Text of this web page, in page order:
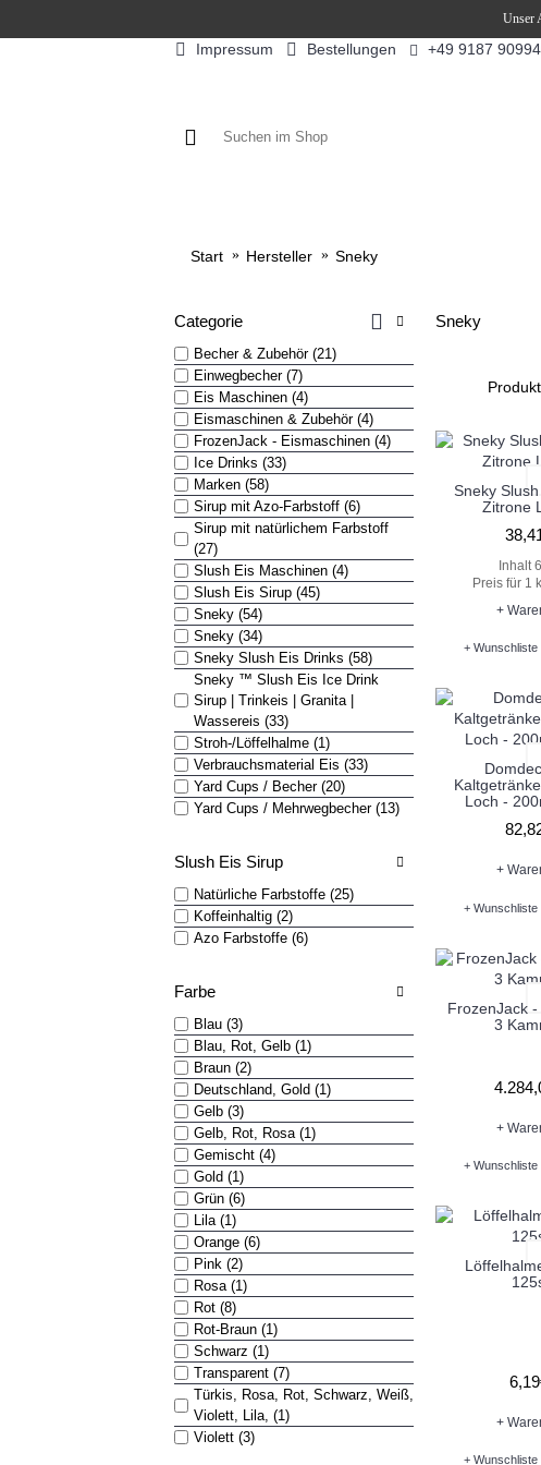
Unser
Impressum Bestellungen +49 9187
Start Hersteller Sneky
Categorie
Becher & Zubehör (21)
Einwegbecher (7)
Eis Maschinen (4)
Eismaschinen & Zubehör (4)
FrozenJack - Eismaschinen (4)
Ice Drinks (33)
Marken (58)
Sirup mit Azo-Farbstoff (6)
Sirup mit natürlichem Farbstoff
(27)
Slush Eis Maschinen (4)
Slush Eis Sirup (45)
Sneky (54)
Sneky (34)
Sneky Slush Eis Drinks (58)
Sneky ™ Slush Eis Ice Drink
Sirup | Trinkeis | Granita |
Wassereis (33)
Stroh-/Löffelhalme (1)
Verbrauchsmaterial Eis (33)
Yard Cups / Becher (20)
Yard Cups / Mehrwegbecher (13)
Slush Eis Sirup
Natürliche Farbstoffe (25)
Koffeinhaltig (2)
Azo Farbstoffe (6)
Farbe
Blau (3)
Blau, Rot, Gelb (1)
Braun (2)
Deutschland, Gold (1)
Gelb (3)
Gelb, Rot, Rosa (1)
Gemischt (4)
Gold (1)
Grün (6)
Lila (1)
Orange (6)
Pink (2)
Rosa (1)
Rot (8)
Rot-Braun (1)
Schwarz (1)
Transparent (7)
Türkis, Rosa, Rot, Schwarz, Weiß,
Violett, Lila, (1)
Violett (3)
Sneky
Sneky
Zitrone
Inhalt
Preis für 1
+
+ Wunschliste
Loch -
+
+ Wunschliste
FrozenJack
3
+
+ Wunschliste
+
+ Wunschliste